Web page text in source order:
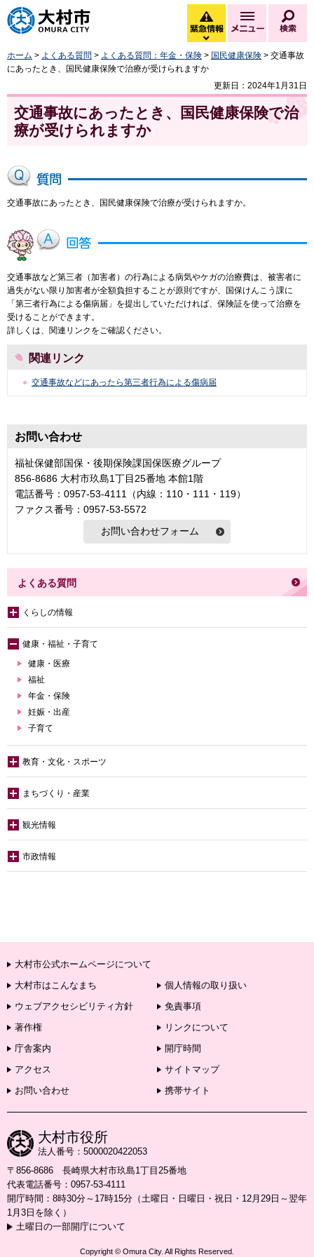
大村市
緊急情報
緊急情報を開く
メニュー
ホーム > よくある質問 > よくある質問：年金・保険 > 国民健康保険 > 交通事故
にあったとき、国民健康保険で治療が受けられますか
更新日：2024年1月31日
交通事故にあったとき、国民健康保険で治
療が受けられますか
交通事故にあったとき、国民健康保険で治療が受けられますか。
交通事故など第三者（加害者）の行為による病気やケガの治療費は、被害者に
過失がない限り加害者が全額負担することが原則ですが、国保けんこう課に
「第三者行為による傷病届」を提出していただければ、保険証を使って治療を
受けることができます。
詳しくは、関連リンクをご確認ください。
関連リンク
交通事故などにあったら第三者行為による傷病届
お問い合わせ
福祉保健部国保・後期保険課国保医療グループ
856-8686 大村市玖島1丁目25番地 本館1階
電話番号：0957-53-4111（内線：110・111・119）
ファクス番号：0957-53-5572
よくある質問
くらしの情報
健康・福祉・子育て
健康・医療
福祉
年金・保険
妊娠・出産
子育て
教育・文化・スポーツ
まちづくり・産業
観光情報
市政情報
大村市公式ホームページについて
大村市はこんなまち
個人情報の取り扱い
ウェブアクセシビリティ方針
免責事項
著作権
リンクについて
庁舎案内
開庁時間
アクセス
サイトマップ
お問い合わせ
携帯サイト
大村市役所
法人番号：5000020422053
〒856-8686 長崎県大村市玖島1丁目25番地
代表電話番号：0957-53-4111
開庁時間：8時30分～17時15分（土曜日・日曜日・祝日・12月29日～翌年
1月3日を除く）
土曜日の一部開庁について
Copyright © Omura City. All Rights Reserved.